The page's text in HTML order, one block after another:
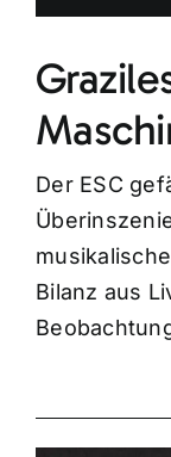
Der ESC
Bilanz aus